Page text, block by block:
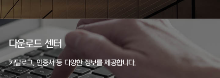
다운로드 센터
카탈로그, 인증서 등 다양한 정보를 제공합니다.